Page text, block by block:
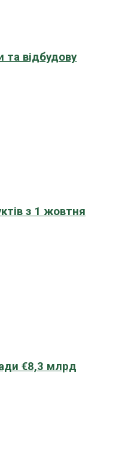
відбудову
з 1 жовтня
€8,3 млрд